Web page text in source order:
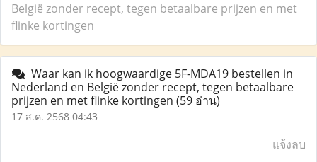
België zonder recept, tegen betaalbare prijzen en met
flinke kortingen
Waar kan ik hoogwaardige 5F-MDA19 bestellen in
Nederland en België zonder recept, tegen betaalbare
prijzen en met flinke kortingen (59 อ่าน)
17 ส.ค. 2568 04:43
แจ้งลบ